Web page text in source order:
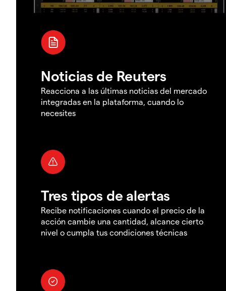
Noticias de Reuters
Reacciona a las últimas noticias del mercado
integradas en la plataforma, cuando lo
necesites
Tres tipos de alertas
Recibe notificaciones cuando el precio de la
acción cambie una cantidad, alcance cierto
nivel o cumpla tus condiciones técnicas